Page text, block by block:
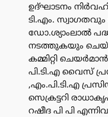
ഉദ്ഘാടനം
ടി.എം.
ഡോ.ശ്യാംലാൽ
നടത്തുകയും
കമ്മിറ്റി
പി.ടി.എ വൈസ്
,എം.പി.ടി.എ
സെക്രട്ടറി
റഷീദ പി പി